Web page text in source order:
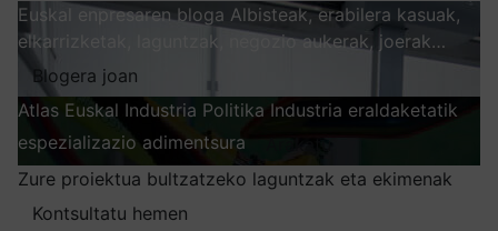
Euskal enpresaren bloga Albisteak, erabilera kasuak,
elkarrizketak, laguntzak, negozio aukerak, joerak…
Blogera joan
Atlas Euskal Industria Politika Industria eraldaketatik
espezializazio adimentsura
Zure proiektua bultzatzeko laguntzak eta ekimenak
Kontsultatu hemen